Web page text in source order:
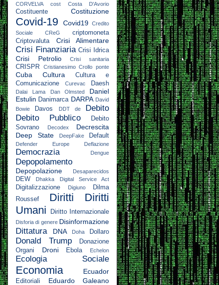
CORVELVA
cost Costa D'Avorio
Costituente Costituzione
Covid-19 Covid19
Credito
Sociale
CReG
criptomoneta
Criptovaluta
Crisi Alimentare
Crisi Finanziaria Crisi Idrica
Crisi Petrolio Crisi sanitaria
CRISPR Cristianesimo Crollo ponte
Cuba Cultura
Cultura e
Comunicazione
Curevac Daesh
Dalai Lama Dan Olmsted
Daniel
Estulin Danimarca DARPA David
Bowie
Davos DDT de
Debito
Debito Pubblico
Debito
Sovrano
Decodex
Decrescita
Deep State
DeepFake Default
Defender Europe Deflazione
Democrazia Dengue
Depopolamento
Depopolazione Desaparecidos
DEW Dhakka Digital Service Act
Digitalizzazione Digiuno
Dilma
Roussef
Diritti
Diritti
Umani
Diritto Internazionale
Disforia di genere Disinformazione
Dittatura DNA Doha Dollaro
Donald Trump
Donazione
Organi
Droni Ebola Echelon
Ecologia Sociale
Economia Ecuador
Editoriali Eduardo Galeano